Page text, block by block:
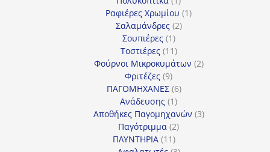
προϊόν
Ραφιέρες Χρωμίου 11
Σαλαμάνδρες 22
Σουπιέρες 11
προϊόν
Τοστιέρες 1111
προϊόντα
Φούρνοι Μικροκυμάτων 22
Φριτέζες 99
προϊόντα
ΠΑΓΟΜΗΧΑΝΕΣ 66
Ανάδευσης 11
προϊόν
Αποθήκες Παγομηχανών 33
Παγότριμμα 22
ΠΛΥΝΤΗΡΙΑ 1111